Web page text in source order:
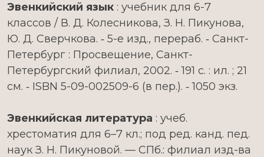
Эвенкийский язык : учебник для 6-7
классов / В. Д. Колесникова, З. Н. Пикунова,
Ю. Д. Сверчкова. ‑ 5-е изд., перераб. ‑ Санкт-
Петербург : Просвещение, Санкт-
Петербургский филиал, 2002. ‑ 191 с. : ил. ; 21
см. ‑ ISBN 5-09-002509-6 (в пер.). ‑ 1050 экз.
Эвенкийская литература : учеб.
хрестоматия для 6–7 кл.; под ред. канд. пед.
наук З. Н. Пикуновой. — СПб.: филиал изд-ва